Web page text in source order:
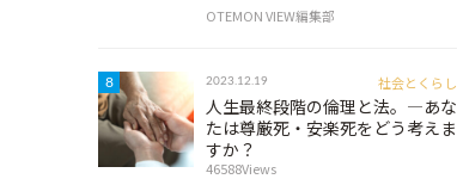
OTEMON VIEW編集部
8 2023.12.19 社会とくらし
人生最終段階の倫理と法。―あな
たは尊厳死・安楽死をどう考えま
すか？
46588Views